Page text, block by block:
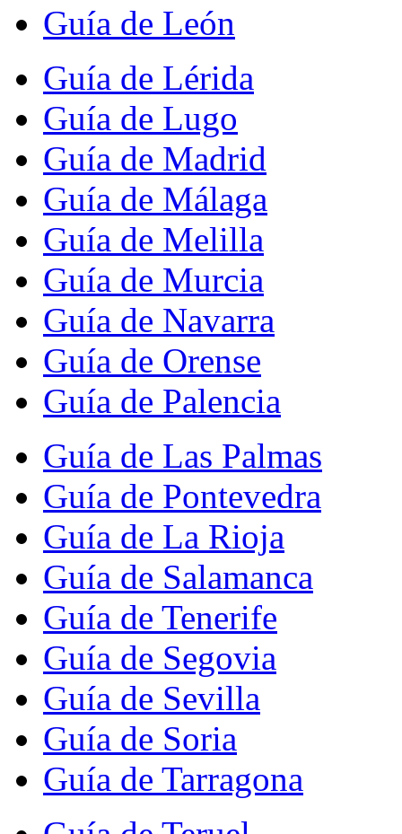
Guía de León
Guía de Lérida
Guía de Lugo
Guía de Madrid
Guía de Málaga
Guía de Melilla
Guía de Murcia
Guía de Navarra
Guía de Orense
Guía de Palencia
Guía de Las Palmas
Guía de Pontevedra
Guía de La Rioja
Guía de Salamanca
Guía de Tenerife
Guía de Segovia
Guía de Sevilla
Guía de Soria
Guía de Tarragona